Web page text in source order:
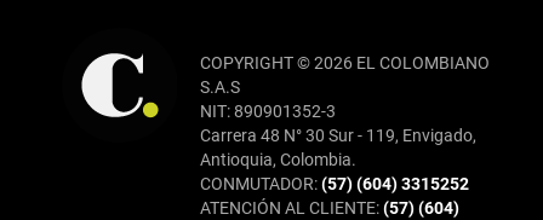
COPYRIGHT © 2026 EL COLOMBIANO
S.A.S
NIT: 890901352-3
Carrera 48 N° 30 Sur - 119, Envigado,
Antioquia, Colombia.
CONMUTADOR:(57) (604) 3315252
ATENCIÓN AL CLIENTE:(57) (604)